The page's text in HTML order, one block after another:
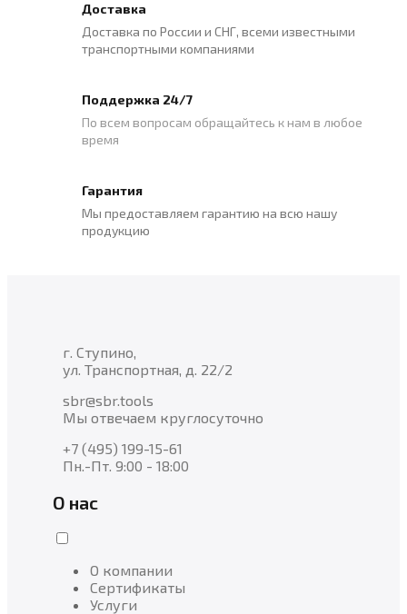
Доставка
Доставка по России и СНГ, всеми известными
транспортными компаниями
Поддержка 24/7
По всем вопросам обращайтесь к нам в любое
время
Гарантия
Мы предоставляем гарантию на всю нашу
продукцию
г. Ступино,
ул. Транспортная, д. 22/2
sbr@sbr.tools
Мы отвечаем круглосуточно
+7 (495) 199-15-61
Пн.-Пт. 9:00 - 18:00
О нас
О компании
Сертификаты
Услуги